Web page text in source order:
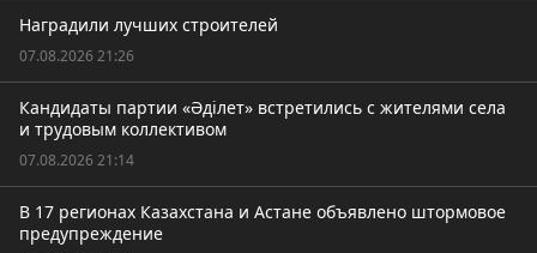
Наградили лучших строителей
07.08.2026 21:26
Кандидаты партии «Әділет» встретились с жителями села
и трудовым коллективом
07.08.2026 21:14
В 17 регионах Казахстана и Астане объявлено штормовое
предупреждение